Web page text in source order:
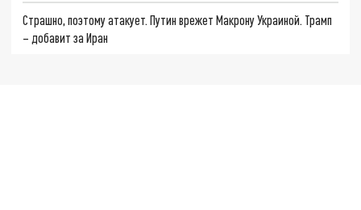
Страшно, поэтому атакует. Путин врежет Макрону Украиной. Трамп
– добавит за Иран